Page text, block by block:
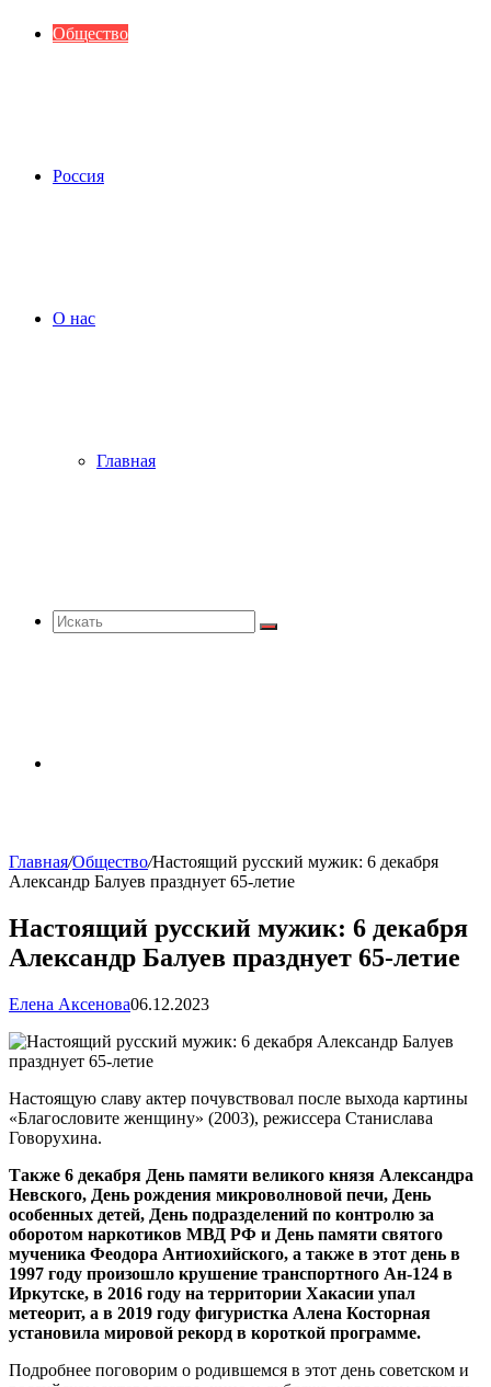
Общество
Россия
О нас
Главная
Искать
Главная/Общество/Настоящий русский мужик: 6 декабря
Александр Балуев празднует 65-летие
Настоящий русский мужик: 6 декабря
Александр Балуев празднует 65-летие
Елена Аксенова06.12.2023
Настоящую славу актер почувствовал после выхода картины
«Благословите женщину» (2003), режиссера Станислава
Говорухина.
Также 6 декабря День памяти великого князя Александра
Невского, День рождения микроволновой печи, День
особенных детей, День подразделений по контролю за
оборотом наркотиков МВД РФ и День памяти святого
мученика Феодора Антиохийского, а также в этот день в
1997 году произошло крушение транспортного Ан-124 в
Иркутске, в 2016 году на территории Хакасии упал
метеорит, а в 2019 году фигуристка Алена Косторная
установила мировой рекорд в короткой программе.
Подробнее поговорим о родившемся в этот день советском и